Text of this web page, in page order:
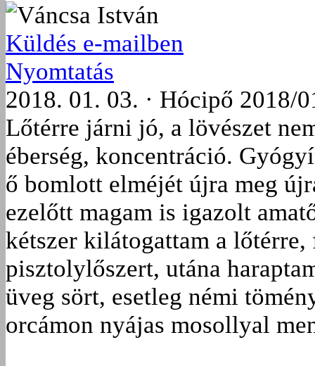
Váncsa István
Küldés e-mailben
Nyomtatás
2018. 01. 03. · Hócipő 2018/
Lőtérre járni jó, a lövészet
éberség, koncentráció.
ő bomlott elméjét újra meg
ezelőtt magam is igazolt
kétszer kilátogattam a
pisztolylőszert, utána
üveg sört, esetleg némi
orcámon nyájas mosollyal